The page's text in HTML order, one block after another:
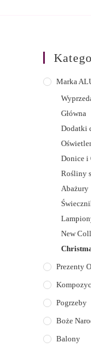
Marka
Główna
Dodatki
Donice i
Rośliny
Abażury
New
Prezenty
Pogrzeby
Boże
Balony